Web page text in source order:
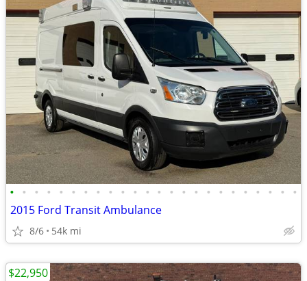
• • • • • • • • • • • • • • • • • • • • • • • •
2015 Ford Transit Ambulance
8/6 54k mi
$22,950